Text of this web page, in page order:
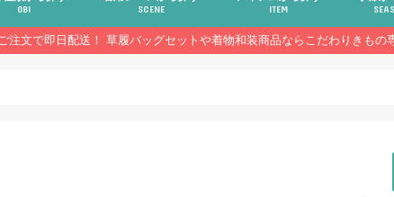
物
OBI
帯
の帯
SCENE
結婚式・披露宴
格式あるパーティー・式典
成人式
入学式・卒業式
七五三・お宮参り・お茶会
歌舞伎・演劇鑑賞・ホテルでの食事
普段のお出かけ・お稽古
花火大会・お祭り
ITEM
着物
浴衣
帯
草履バッグセット
草履・下駄・バッグ
帯締め・帯揚げ
半衿・重ね衿
髪飾り・かんざし
装飾小物
和装・着付け小物
和雑貨・ギフト 通年
春
夏
秋
冬
注文で即日配送！ 草履バッグセットや着物和装商品ならこだわりきもの